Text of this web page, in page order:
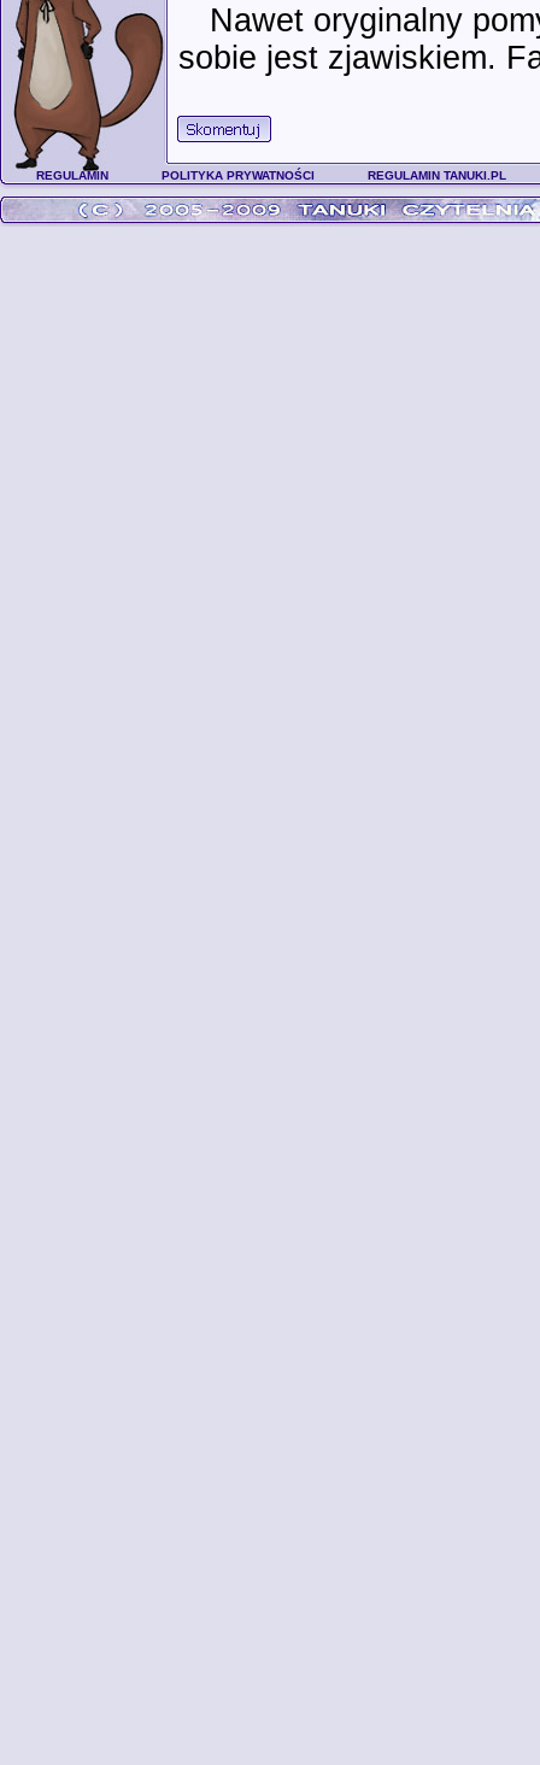
Nawet oryginalny
sobie jest zjawiskiem.
REGULAMIN POLITYKA PRYWATNOŚCI REGULAMIN TANUKI.PL